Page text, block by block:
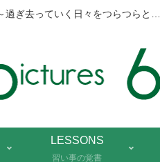
過ぎ去っていく日々をつらつらと…
LESSONS
習い事の覚書